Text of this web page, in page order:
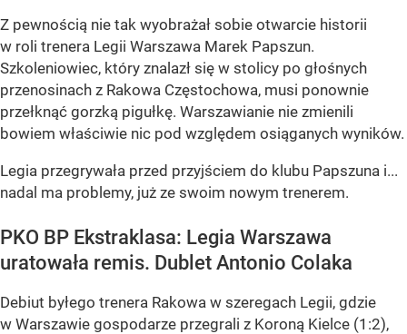
Z pewnością nie tak wyobrażał sobie otwarcie historii
w roli trenera Legii Warszawa Marek Papszun.
Szkoleniowiec, który znalazł się w stolicy po głośnych
przenosinach z Rakowa Częstochowa, musi ponownie
przełknąć gorzką pigułkę. Warszawianie nie zmienili
bowiem właściwie nic pod względem osiąganych wyników.
Legia przegrywała przed przyjściem do klubu Papszuna i...
nadal ma problemy, już ze swoim nowym trenerem.
PKO BP Ekstraklasa: Legia Warszawa
uratowała remis. Dublet Antonio Colaka
Debiut byłego trenera Rakowa w szeregach Legii, gdzie
w Warszawie gospodarze przegrali z Koroną Kielce (1:2),